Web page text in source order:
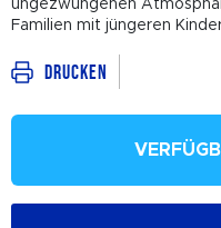
ungezwungenen
Familien mit jüngeren
Drucken